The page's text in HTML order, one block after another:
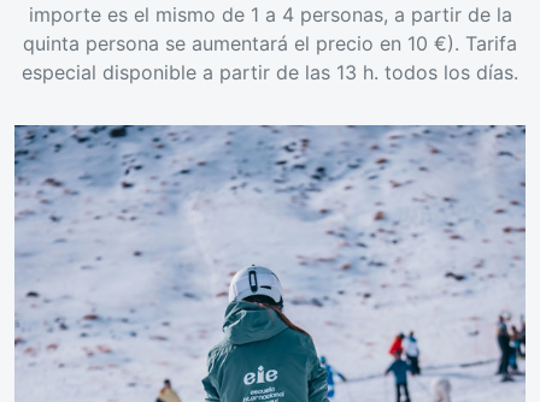
importe es el mismo de 1 a 4 personas, a partir de la
quinta persona se aumentará el precio en 10 €). Tarifa
especial disponible a partir de las 13 h. todos los días.